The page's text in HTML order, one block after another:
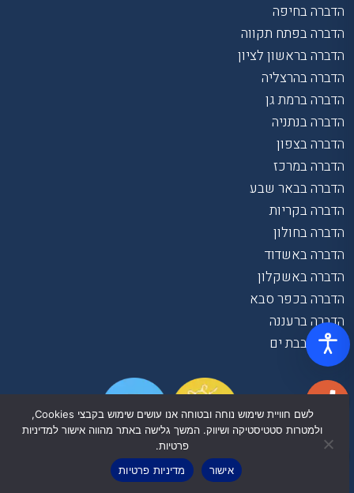
הדברה בחיפה
הדברה בפתח תקווה
הדברה בראשון לציון
הדברה בהרצליה
הדברה ברמת גן
הדברה בנתניה
הדברה בצפון
הדברה במרכז
הדברה בבאר שבע
הדברה בקריות
הדברה בחולון
הדברה באשדוד
הדברה באשקלון
הדברה בכפר סבא
הדברה ברעננה
הדברה בבת ים
לשם חוויית שימוש נוחה ובטוחה אנו עושים שימוש בקבצי Cookies,
ולמטרות סטטיסטיקה ושיווק. המשך גלישה באתר מהווה אישור למדיניות
פרטיות.
אישור
מדיניות פרטיות